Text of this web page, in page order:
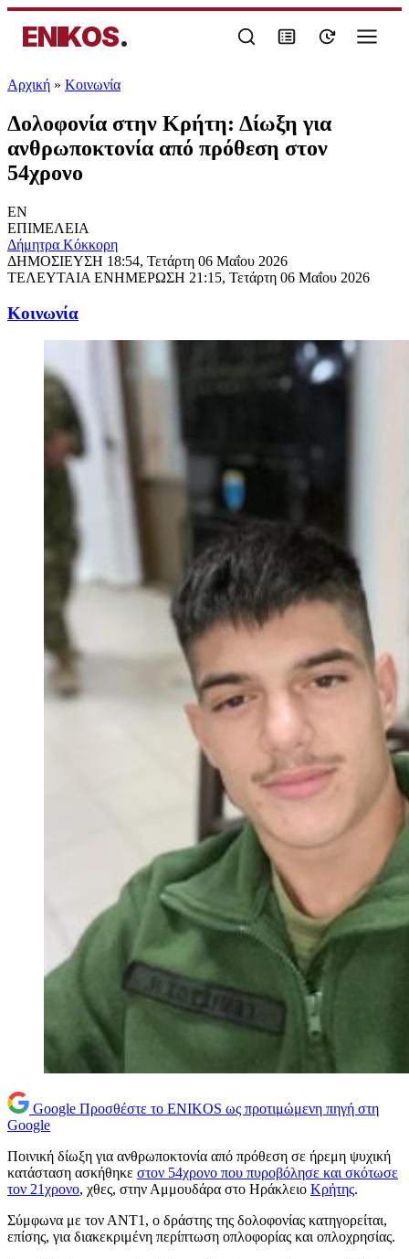
ENIKOS.
Αρχική » Κοινωνία
Δολοφονία στην Κρήτη: Δίωξη για
ανθρωποκτονία από πρόθεση στον
54χρονο
EN
ΕΠΙΜΕΛΕΙΑ
Δήμητρα Κόκκορη
ΔΗΜΟΣΙΕΥΣΗ 18:54, Τετάρτη 06 Μαΐου 2026
ΤΕΛΕΥΤΑΙΑ ΕΝΗΜΕΡΩΣΗ 21:15, Τετάρτη 06 Μαΐου 2026
Κοινωνία
Google Προσθέστε το ENIKOS ως προτιμώμενη πηγή στη
Google
Ποινική δίωξη για ανθρωποκτονία από πρόθεση σε ήρεμη ψυχική
κατάσταση ασκήθηκε στον 54χρονο που πυροβόλησε και σκότωσε
τον 21χρονο, χθες, στην Αμμουδάρα στο Ηράκλειο Κρήτης.
Σύμφωνα με τον ΑΝΤ1, ο δράστης της δολοφονίας κατηγορείται,
επίσης, για διακεκριμένη περίπτωση οπλοφορίας και οπλοχρησίας.